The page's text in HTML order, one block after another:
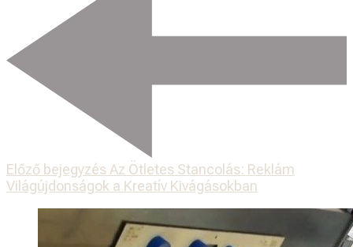
Előző bejegyzés Az Ötletes Stancolás: Reklám
Világújdonságok a Kreatív Kivágásokban